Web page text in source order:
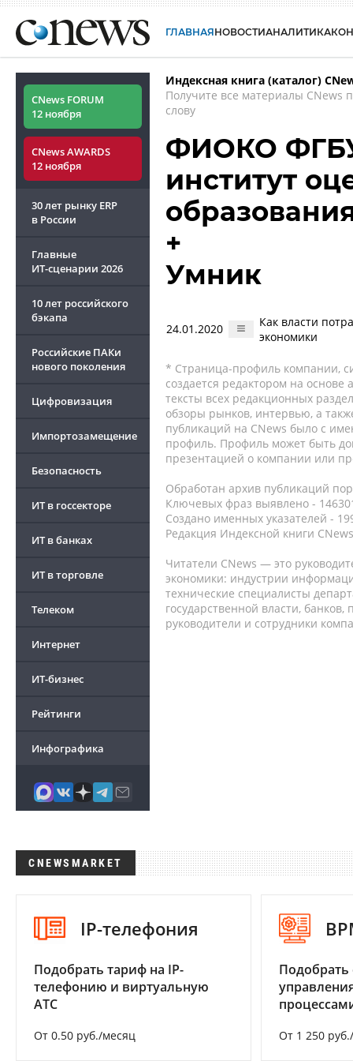
ГЛАВНАЯНОВОСТИАНАЛИТИКА
CNews FORUM
12 ноября
CNews AWARDS
12 ноября
30 лет рынку ERP
в России
Главные
ИТ-сценарии 2026
10 лет российского
бэкапа
Российские ПАКи
нового поколения
Цифровизация
Импортозамещение
Безопасность
ИТ в госсекторе
ИТ в банках
ИТ в торговле
Телеком
Интернет
ИТ-бизнес
Рейтинги
Инфографика
Индексная книга (каталог)
Получите все материалы CNews
слову
ФИОКО
институт
+
Умник
24.01.2020
Как власти
экономики
* Страница-профиль компании,
создается редактором на
тексты всех редакционных
обзоры рынков, интервью, а
публикаций на CNews было с
профиль. Профиль может быть
презентацией о компании или
Обработан архив публикаций
Ключевых фраз выявлено -
Создано именных указателей -
Редакция Индексной книги
Читатели CNews — это
экономики: индустрии
технические специалисты
государственной власти,
руководители и сотрудники
CNEWSMARKET
IP-телефония
Подобрать тариф на IP-
телефонию и виртуальную
АТС
От 0.50 руб./месяц
Подобрать
От 1 250